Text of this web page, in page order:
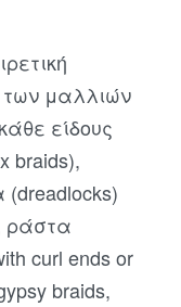
μαλλιών
είδους
braids),
ράστα
curl ends or
braids,